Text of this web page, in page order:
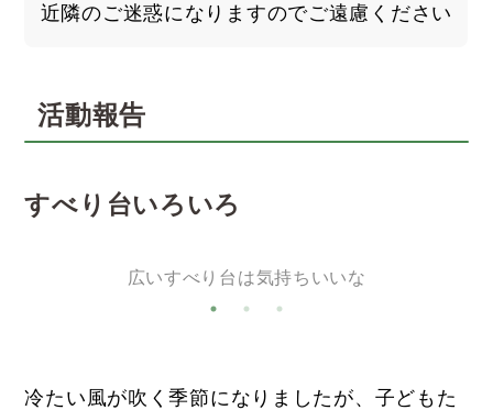
近隣のご迷惑になりますのでご遠慮ください
活動報告
すべり台いろいろ
広いすべり台は気持ちいいな
冷たい風が吹く季節になりましたが、子どもた